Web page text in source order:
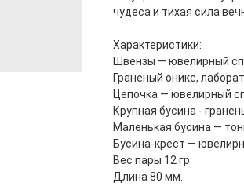
чудеса и тихая сила
Характеристики:
Швензы — ювелирный
Граненый оникс,
Цепочка — ювелирный
Крупная бусина -
Маленькая бусина —
Бусина-крест —
Вес пары 12 гр.
Длина 80 мм.